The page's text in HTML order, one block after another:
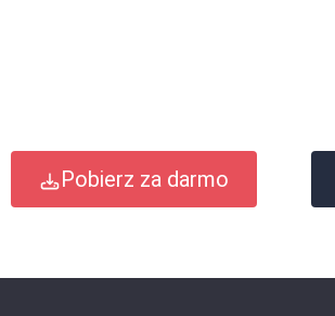
Pobierz za darmo